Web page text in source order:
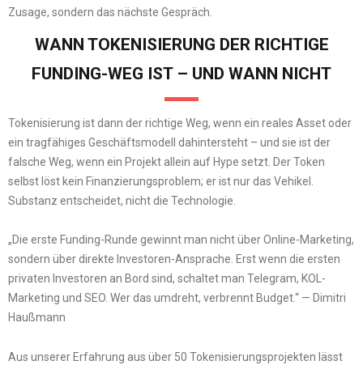
Zusage, sondern das nächste Gespräch.
WANN TOKENISIERUNG DER RICHTIGE
FUNDING-WEG IST – UND WANN NICHT
Tokenisierung ist dann der richtige Weg, wenn ein reales Asset oder
ein tragfähiges Geschäftsmodell dahintersteht – und sie ist der
falsche Weg, wenn ein Projekt allein auf Hype setzt. Der Token
selbst löst kein Finanzierungsproblem; er ist nur das Vehikel.
Substanz entscheidet, nicht die Technologie.
„Die erste Funding-Runde gewinnt man nicht über Online-Marketing,
sondern über direkte Investoren-Ansprache. Erst wenn die ersten
privaten Investoren an Bord sind, schaltet man Telegram, KOL-
Marketing und SEO. Wer das umdreht, verbrennt Budget.“ — Dimitri
Haußmann
Aus unserer Erfahrung aus über 50 Tokenisierungsprojekten lässt